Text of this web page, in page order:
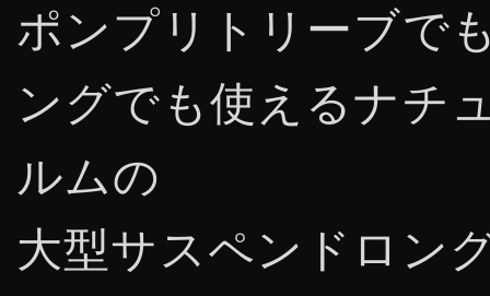
ポンプリトリーブで
ングでも使えるナチ
ルムの
大型サスペンドロン